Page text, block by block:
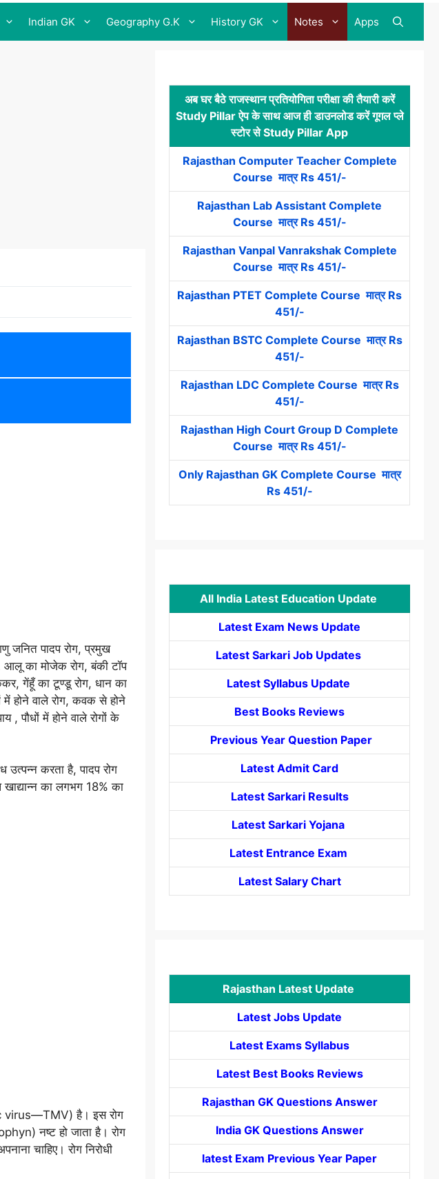
Indian GK Geography G.K History GK Notes Apps
जनित पादप रोग, प्रमुख
आलू का मोजेक रोग, बंकी टॉप
गेंहूँ का टूण्डू रोग, धान का
में होने वाले रोग, कवक से होने
, पौधों में होने वाले रोगों के
उत्पन्न करता है, पादप रोग
का लगभग 18% का
virus—TMV) है। इस रोग
नष्ट हो जाता है। रोग
चाहिए। रोग निरोधी
अब घर बैठे राजस्थान प्रतियोगिता परीक्षा की तैयारी करें
Study Pillar ऐप के साथ आज ही डाउनलोड करें गूगल प्ले
स्टोर से Study Pillar App
Rajasthan Computer Teacher Complete
Course मात्र Rs 451/-
Rajasthan Lab Assistant Complete
Course मात्र Rs 451/-
Rajasthan Vanpal Vanrakshak Complete
Course मात्र Rs 451/-
Rajasthan PTET Complete Course मात्र Rs
451/-
Rajasthan BSTC Complete Course मात्र Rs
451/-
Rajasthan LDC Complete Course मात्र Rs
451/-
Rajasthan High Court Group D Complete
Course मात्र Rs 451/-
Only Rajasthan GK Complete Course मात्र
Rs 451/-
All India Latest Education Update
Latest Exam News Update
Latest Sarkari Job Updates
Latest Syllabus Update
Best Books Reviews
Previous Year Question Paper
Latest Admit Card
Latest Sarkari Results
Latest Sarkari Yojana
Latest Entrance Exam
Latest Salary Chart
Rajasthan Latest Update
Latest Jobs Update
Latest Exams Syllabus
Latest Best Books Reviews
Rajasthan GK Questions Answer
India GK Questions Answer
latest Exam Previous Year Paper